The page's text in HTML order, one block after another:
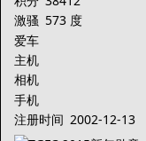
激骚 573 度
爱车
主机
相机
手机
注册时间 2002-12-13